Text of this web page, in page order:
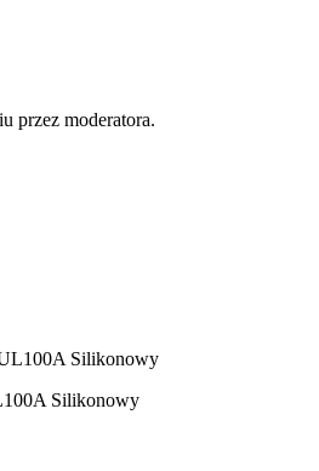
przez moderatora.
Silikonowy